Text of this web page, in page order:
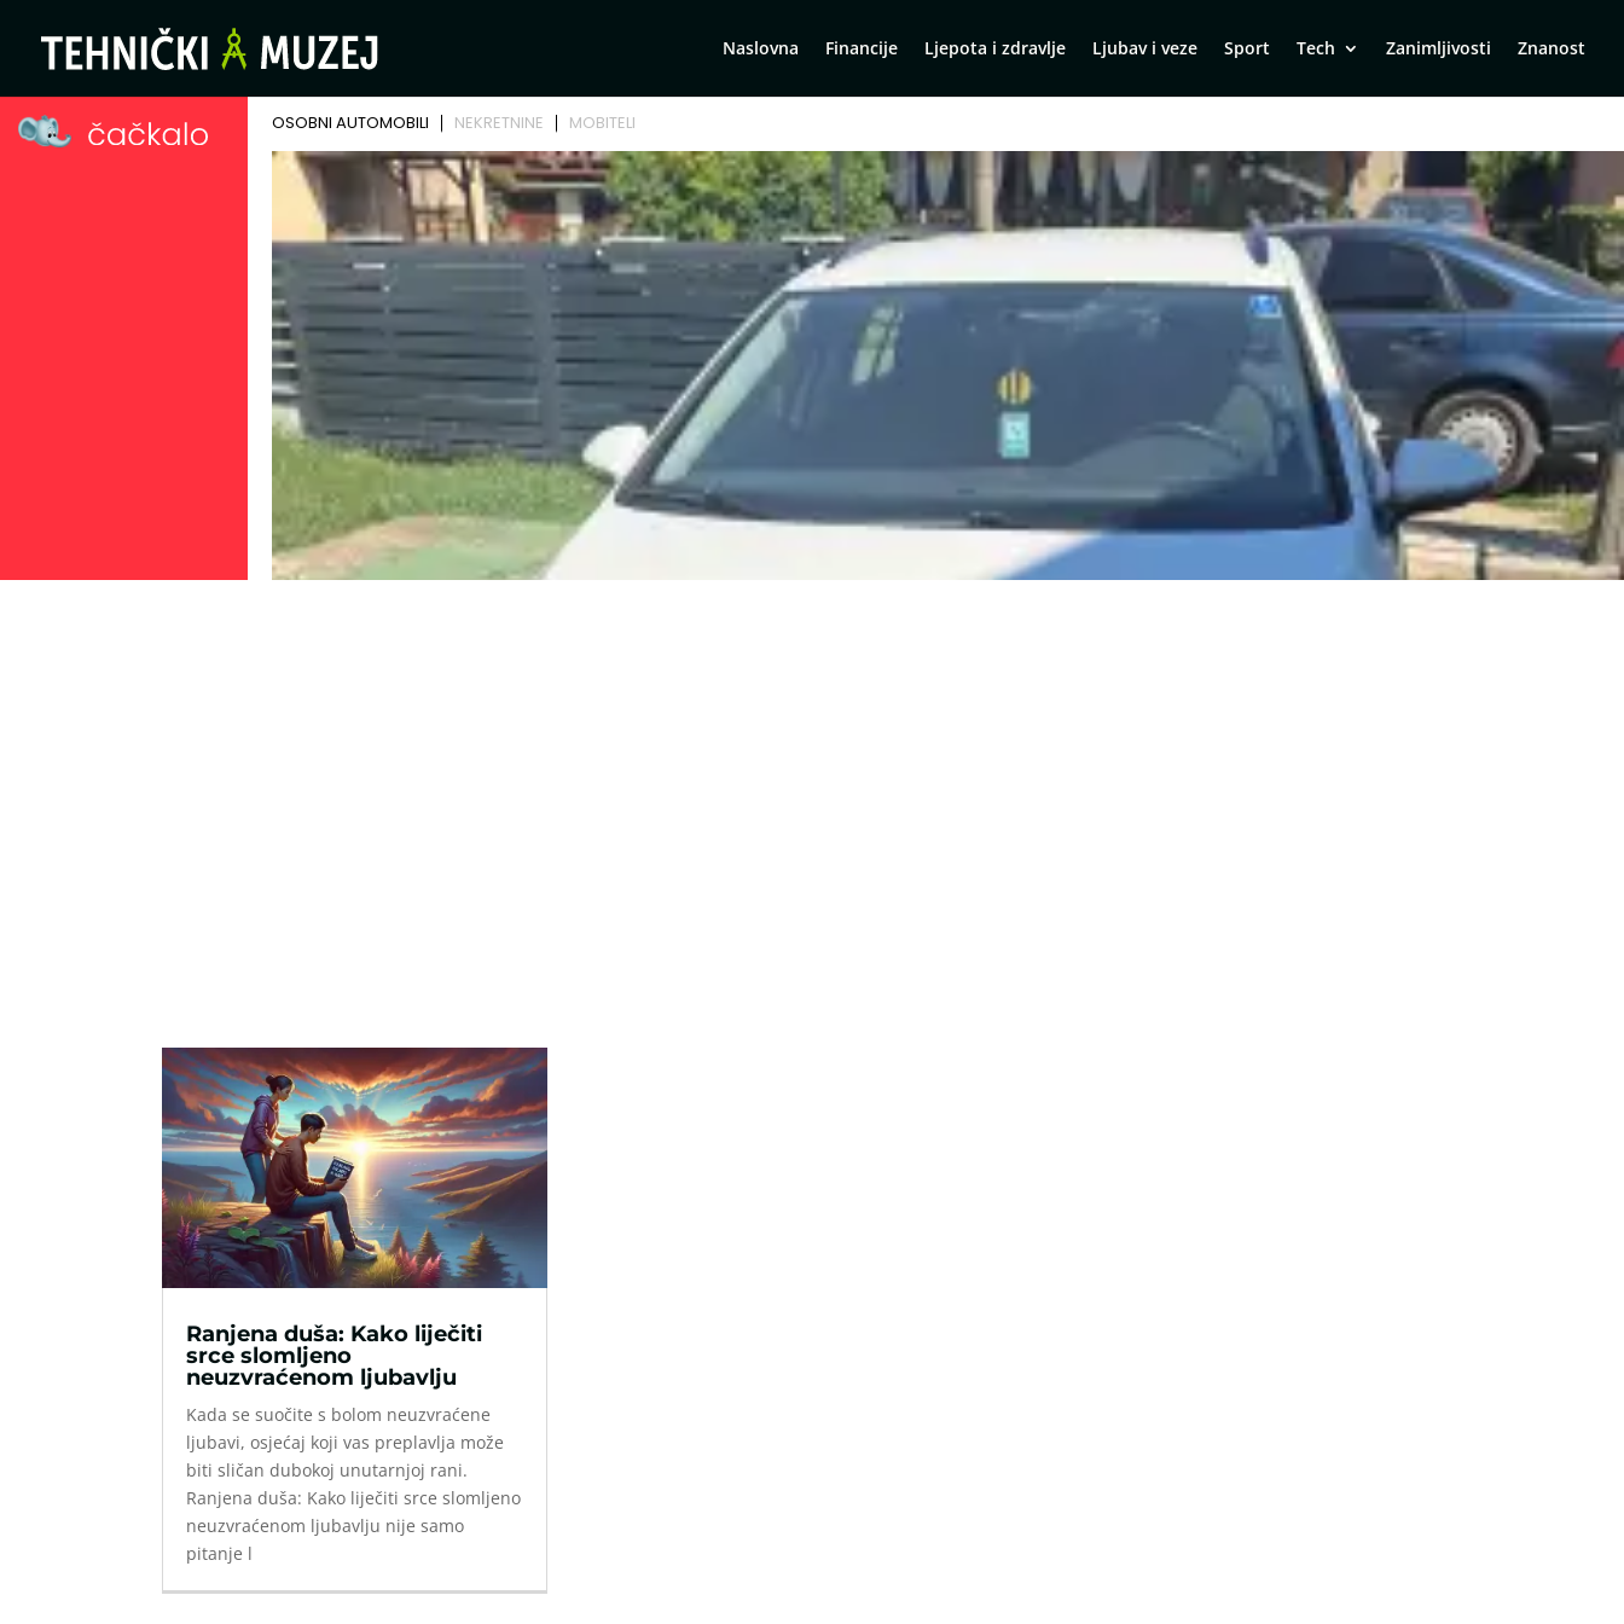
Naslovna Financije Ljepota i zdravlje Ljubav i veze Sport Tech Zanimljivosti Znanost
Ranjena duša: Kako liječiti
srce slomljeno
neuzvraćenom ljubavlju
Kada se suočite s bolom neuzvraćene
ljubavi, osjećaj koji vas preplavlja može
biti sličan dubokoj unutarnjoj rani.
Ranjena duša: Kako liječiti srce slomljeno
neuzvraćenom ljubavlju nije samo
pitanje l